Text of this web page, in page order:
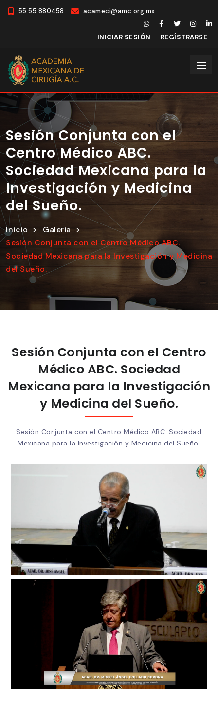
55 55 880458 acameci@amc.org.mx
INICIAR SESIÓN REGÍSTRARSE
Sesión Conjunta con el
Centro Médico ABC.
Sociedad Mexicana para la
Investigación y Medicina
del Sueño.
Inicio
Galeria
Sesión Conjunta con el Centro Médico ABC.
Sociedad Mexicana para la Investigación y Medicina
del Sueño.
Sesión Conjunta con el Centro
Médico ABC. Sociedad
Mexicana para la Investigación
y Medicina del Sueño.
Sesión Conjunta con el Centro Médico ABC. Sociedad
Mexicana para la Investigación y Medicina del Sueño.